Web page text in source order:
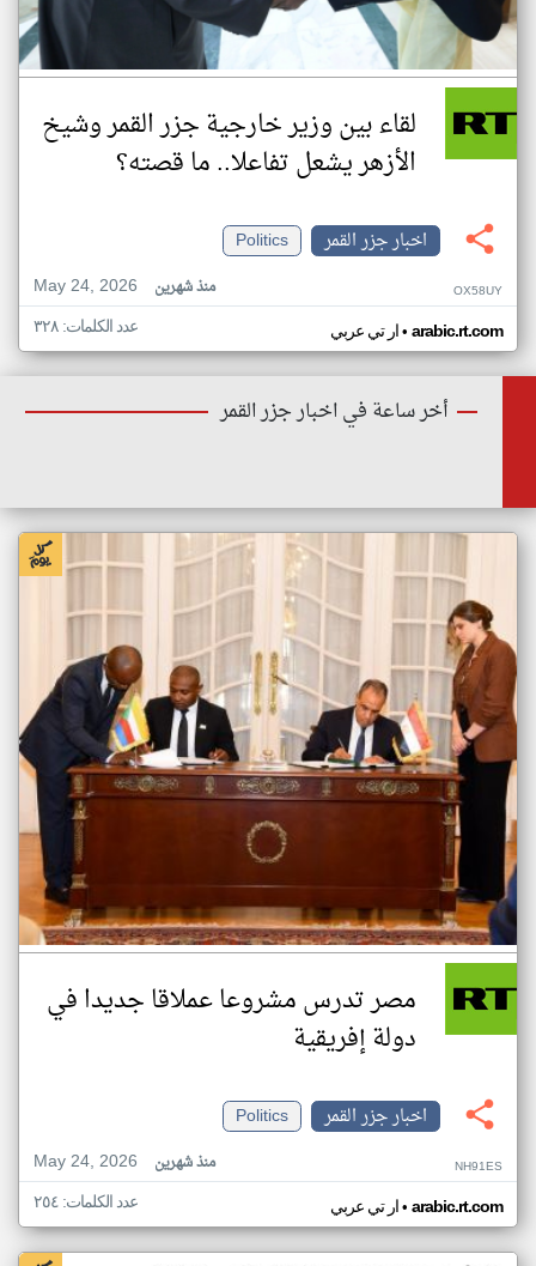
لقاء بين وزير خارجية جزر القمر وشيخ
الأزهر يشعل تفاعلا.. ما قصته؟
اخبار جزر القمر
Politics
May 24, 2026
منذ شهرين OX58UY
ار تي عربي• arabic.rt.com عدد الكلمات: ٣٢٨
أخر ساعة في اخبار جزر القمر
مصر تدرس مشروعا عملاقا جديدا في
دولة إفريقية
اخبار جزر القمر
Politics
May 24, 2026
منذ شهرين NH91ES
ار تي عربي• arabic.rt.com عدد الكلمات: ٢٥٤